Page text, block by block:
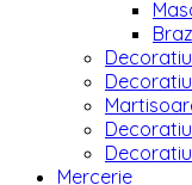
Mercerie